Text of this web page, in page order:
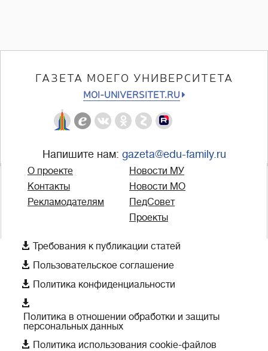
ГАЗЕТА МОЕГО УНИВЕРСИТЕТА
MOI-UNIVERSITET.RU
Напишите нам: gazeta@edu-family.ru
О проекте
Контакты
Рекламодателям
Новости МУ
Новости МО
ПедСовет
Проекты
 Требования к публикации статей
 Пользовательское соглашение
 Политика конфиденциальности

Политика в отношении обработки и защиты
персональных данных
 Политика использования cookie-файлов